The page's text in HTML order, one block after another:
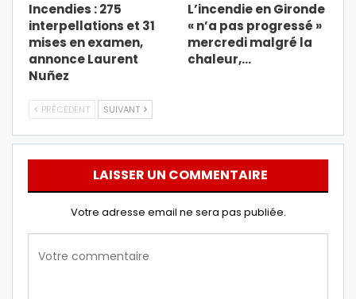
Incendies : 275
interpellations et 31
mises en examen,
annonce Laurent
Nuñez
L’incendie en Gironde
« n’a pas progressé »
mercredi malgré la
chaleur,…
PRÉCÉDENT SUIVANT
LAISSER UN COMMENTAIRE
Votre adresse email ne sera pas publiée.